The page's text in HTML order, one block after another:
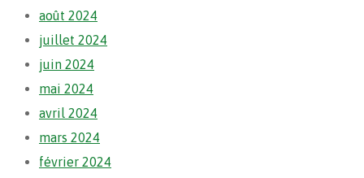
août 2024
juillet 2024
juin 2024
mai 2024
avril 2024
mars 2024
février 2024